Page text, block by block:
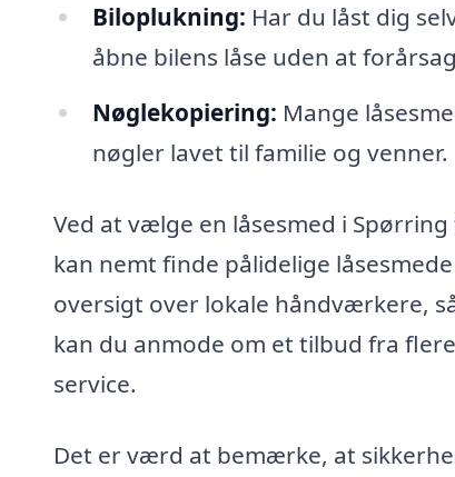
Biloplukning: Har du låst dig
åbne bilens låse uden at
Nøglekopiering: Mange
nøgler lavet til familie og venner.
Ved at vælge en låsesmed i
kan nemt finde pålidelige
oversigt over lokale håndværkere,
kan du anmode om et tilbud fra
service.
Det er værd at bemærke, at